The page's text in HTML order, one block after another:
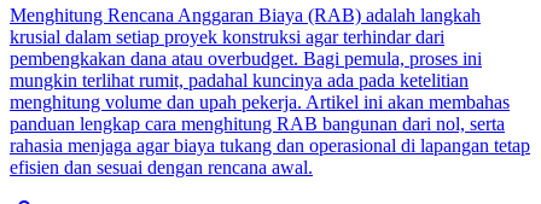
Menghitung Rencana Anggaran Biaya (RAB) adalah langkah
krusial dalam setiap proyek konstruksi agar terhindar dari
pembengkakan dana atau overbudget. Bagi pemula, proses ini
mungkin terlihat rumit, padahal kuncinya ada pada ketelitian
menghitung volume dan upah pekerja. Artikel ini akan membahas
panduan lengkap cara menghitung RAB bangunan dari nol, serta
rahasia menjaga agar biaya tukang dan operasional di lapangan tetap
efisien dan sesuai dengan rencana awal.